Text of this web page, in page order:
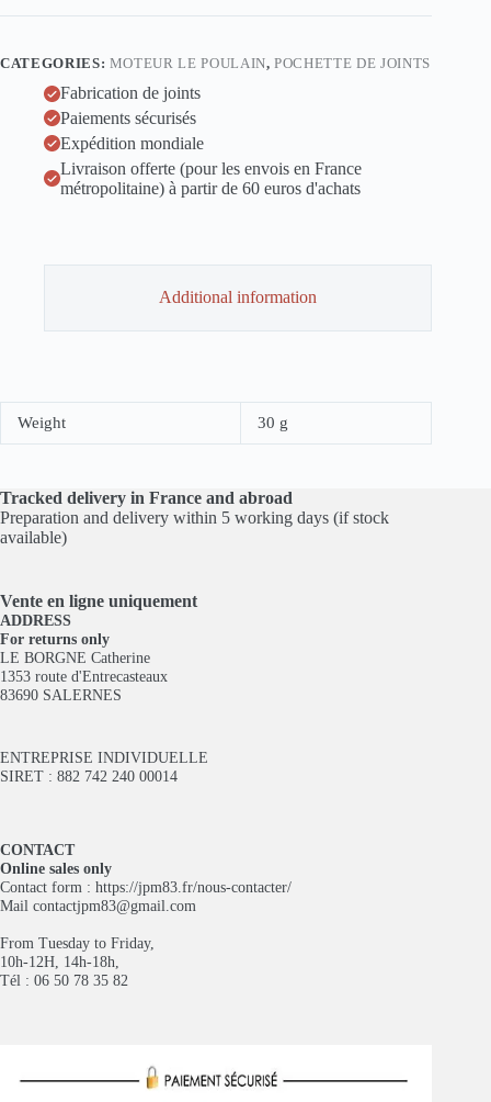
MYSTER
CATEGORIES: MOTEUR LE POULAIN,POCHETTE DE JOINTS
Fabrication de joints
Paiements sécurisés
Expédition mondiale
Livraison offerte (pour les envois en France
métropolitaine) à partir de 60 euros d'achats
Additional information
Weight 30 g
Tracked delivery in France and abroad
Preparation and delivery within 5 working days (if stock
available)
Vente en ligne uniquement
ADDRESS
For returns only
LE BORGNE Catherine
1353 route d'Entrecasteaux
83690 SALERNES
ENTREPRISE INDIVIDUELLE
SIRET : 882 742 240 00014
CONTACT
Online sales only
Contact form : https://jpm83.fr/nous-contacter/
Mail contactjpm83@gmail.com
From Tuesday to Friday,
10h-12H, 14h-18h,
Tél : 06 50 78 35 82